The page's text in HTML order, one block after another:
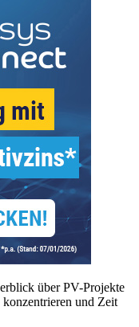
über PV-Projekte
konzentrieren und Zeit